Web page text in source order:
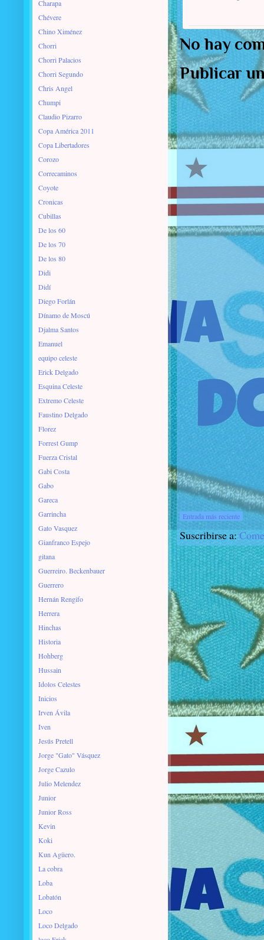
No hay
Publicar
Entrada más reciente
Suscribirse a:
Charapa
Chévere
Chino Ximénez
Chorri
Chorri Palacios
Chorri Segundo
Chris Angel
Chumpi
Claudio Pizarro
Copa América 2011
Copa Libertadores
Corozo
Correcaminos
Coyote
Cronicas
Cubillas
De los 60
De los 70
De los 80
Didi
Didí
Diego Forlán
Dínamo de Moscú
Djalma Santos
Emanuel
equipo celeste
Erick Delgado
Esquina Celeste
Extremo Celeste
Faustino Delgado
Florez
Forrest Gump
Fuerza Cristal
Gabi Costa
Gabo
Gareca
Garrincha
Gato Vasquez
Gianfranco Espejo
gitana
Guerreiro. Beckenbauer
Guerrero
Hernán Rengifo
Herrera
Hinchas
Historia
Hohberg
Hussain
Idolos Celestes
Inicios
Irven Ávila
Iven
Jesús Pretell
Jorge "Gato" Vásquez
Jorge Cazulo
Julio Melendez
Junior
Junior Ross
Kevin
Koki
Kun Agüero.
La cobra
Loba
Lobatón
Loco
Loco Delgado